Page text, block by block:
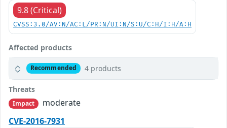
9.8 (Critical)
CVSS:3.0/AV:N/AC:L/PR:N/UI:N/S:U/C:H/I:H/A:H
Affected products
Recommended 4 products
Threats
Impact
moderate
CVE-2016-7931